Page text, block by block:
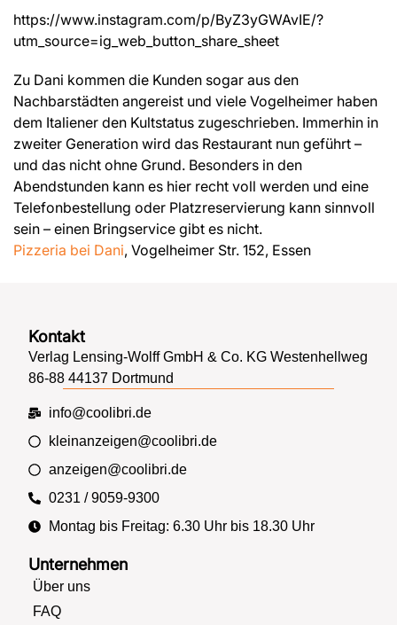
https://www.instagram.com/p/ByZ3yGWAvIE/?
utm_source=ig_web_button_share_sheet
Zu Dani kommen die Kunden sogar aus den
Nachbarstädten angereist und viele Vogelheimer haben
dem Italiener den Kultstatus zugeschrieben. Immerhin in
zweiter Generation wird das Restaurant nun geführt –
und das nicht ohne Grund. Besonders in den
Abendstunden kann es hier recht voll werden und eine
Telefonbestellung oder Platzreservierung kann sinnvoll
sein – einen Bringservice gibt es nicht.
Pizzeria bei Dani, Vogelheimer Str. 152, Essen
Unternehmen
Über uns
FAQ
Kontakt
Verlag Lensing-Wolff GmbH & Co. KG Westenhellweg
86-88 44137 Dortmund
info@coolibri.de
kleinanzeigen@coolibri.de
anzeigen@coolibri.de
0231 / 9059-9300
Montag bis Freitag: 6.30 Uhr bis 18.30 Uhr